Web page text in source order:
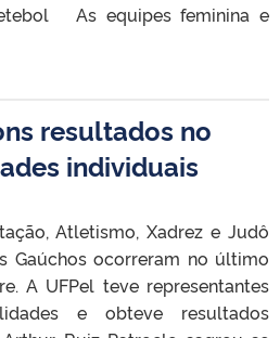
As equipes feminina e
resultados no
individuais
Atletismo, Xadrez e Judô
Gaúchos ocorreram no último
A UFPel teve representantes
e obteve resultados